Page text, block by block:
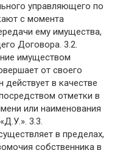
управляющего по
с момента
ему имущества,
Договора. 3.2.
имуществом
от своего
действует в качестве
отметки в
или наименования
3.3.
в пределах,
собственника в